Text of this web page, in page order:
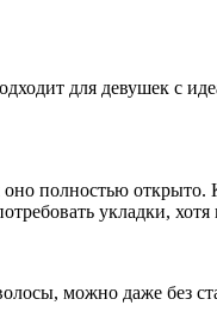
для девушек с
полностью
укладки, хотя
можно даже без